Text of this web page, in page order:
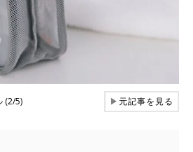
(2/5) ▶元記事を見る